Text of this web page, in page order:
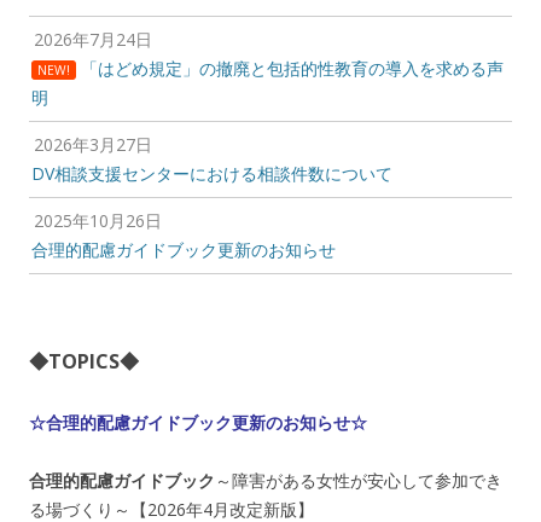
2026年7月24日
NEW!
「はどめ規定」の撤廃と包括的性教育の導入を求める声
明
2026年3月27日
DV相談支援センターにおける相談件数について
2025年10月26日
合理的配慮ガイドブック更新のお知らせ
◆TOPICS◆
☆合理的配慮ガイドブック更新のお知らせ☆
合理的配慮ガイドブック ～障害がある女性が安心して参加でき
る場づくり～【2026年4月改定新版】